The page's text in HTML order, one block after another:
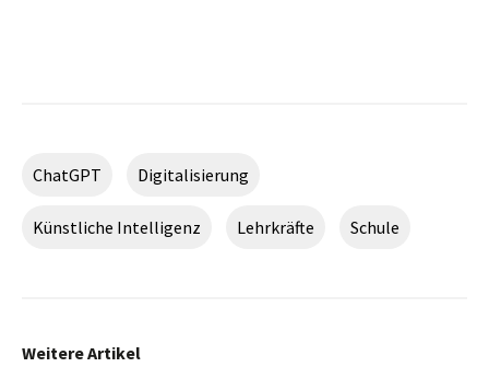
ChatGPT Digitalisierung
Künstliche Intelligenz Lehrkräfte Schule
Weitere Artikel